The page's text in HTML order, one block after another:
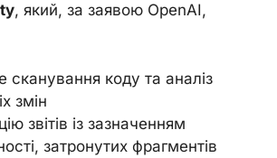
, який, за заявою OpenAI,
сканування коду та аналіз
змін
звітів із зазначенням
затронутих фрагментів